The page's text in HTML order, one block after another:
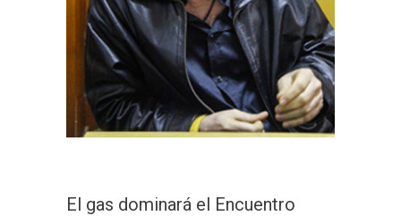
El gas dominará el Encuentro